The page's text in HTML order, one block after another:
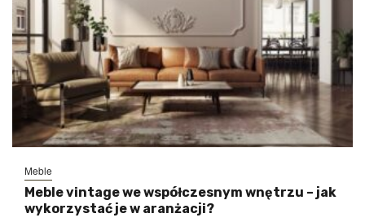
Meble
Meble vintage we współczesnym wnętrzu – jak
wykorzystać je w aranżacji?